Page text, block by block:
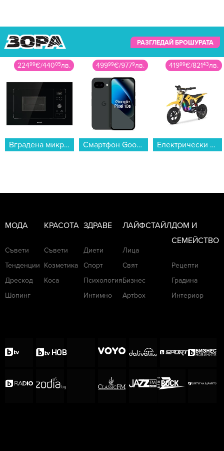
РАЗГЛЕДАЙ БРОШУРАТА
49999€/9779лв.
Смартфон Google PIXEL 10a 128/8 OBSIDIAN , 128 GB, 8 GB...
41999€/82143лв.
Електрически скутер/тротинетка MANTA Xrider CROSS 12 Pro (Детски ел. скутер) , 12.00 inch, 67.00 cm...
1499€/2932лв.
Bluetooth колонка Bitty Boomers Hulk - BITTYHULK...
МОДА
Съвети
Тенденции
Дрескод
Шопинг
КРАСОТА
Съвети
Козметика
Коса
ЗДРАВЕ
Диети
Спорт
Психология
Интимно
ЛАЙФСТАЙЛ
Лица
Свят
Бизнес
Артbox
ДОМ И
СЕМЕЙСТВО
Рецепти
Градина
Интериор